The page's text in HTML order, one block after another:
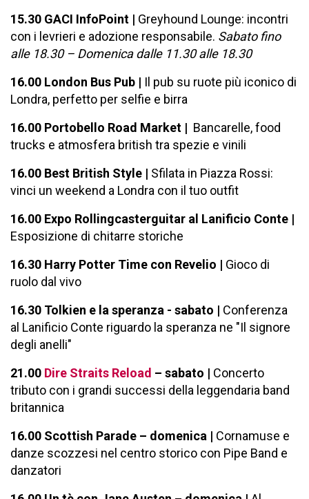
15.30 GACI InfoPoint | Greyhound Lounge: incontri
con i levrieri e adozione responsabile. Sabato fino
alle 18.30 – Domenica dalle 11.30 alle 18.30
16.00 London Bus Pub | Il pub su ruote più iconico di
Londra, perfetto per selfie e birra
16.00 Portobello Road Market | Bancarelle, food
trucks e atmosfera british tra spezie e vinili
16.00 Best British Style | Sfilata in Piazza Rossi:
vinci un weekend a Londra con il tuo outfit
16.00 Expo Rollingcasterguitar al Lanificio Conte |
Esposizione di chitarre storiche
16.30 Harry Potter Time con Revelio | Gioco di
ruolo dal vivo
16.30 Tolkien e la speranza - sabato | Conferenza
al Lanificio Conte riguardo la speranza ne "Il signore
degli anelli"
21.00 Dire Straits Reload – sabato | Concerto
tributo con i grandi successi della leggendaria band
britannica
16.00 Scottish Parade – domenica | Cornamuse e
danze scozzesi nel centro storico con Pipe Band e
danzatori